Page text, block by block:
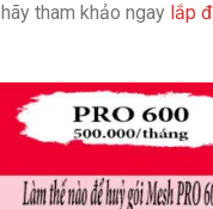
tham khảo ngay lắp